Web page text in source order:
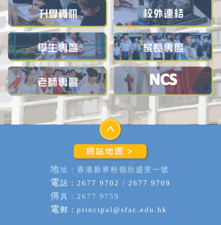
地址：香港新界粉嶺欣盛里一號
電話：2677 9702 / 2677 9709
傳真：2677 9759
電郵： principal@sfac.edu.hk